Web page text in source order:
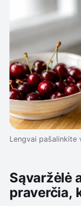
Lengvai pašalinkite
Sąvaržėlė
praverčia,